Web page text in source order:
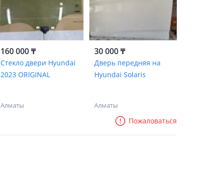
160 000 ₸
Стекло двери Hyundai
2023 ORIGINAL
Алматы
30 000 ₸
Дверь передняя на
Hyundai Solaris
Алматы
Пожаловаться